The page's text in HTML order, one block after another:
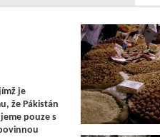
je
že Pákistán
pouze s